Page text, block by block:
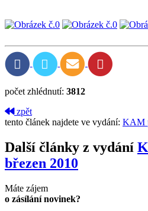
počet zhlédnutí: 3812
zpět
tento článek najdete ve vydání: KAM
Další články z vydání
březen 2010
Máte zájem
o zásílání novinek?